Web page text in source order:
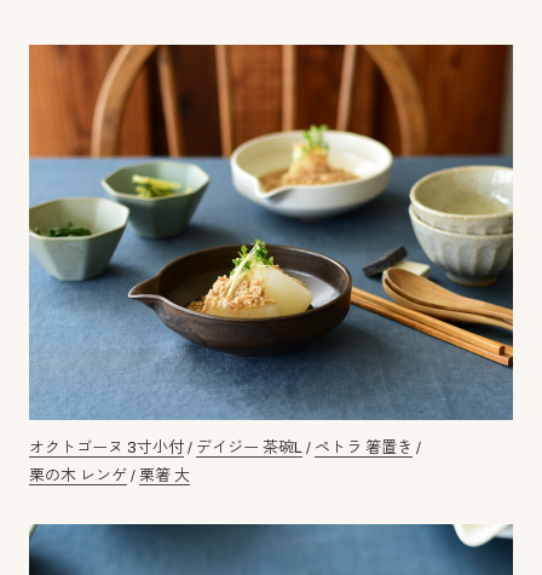
オクトゴーヌ 3寸小付 / デイジー 茶碗L / ペトラ 箸置き /
栗の木 レンゲ / 栗箸 大